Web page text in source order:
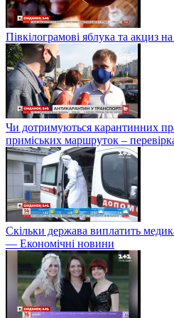
Півкілограмові яблука та акциз
Чи дотримуються карантинних
приміських маршруток –
Скільки держава виплатить
— Економічні новини